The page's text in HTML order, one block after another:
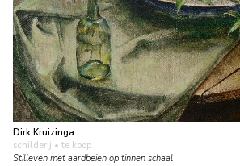
Dirk Kruizinga
schilderij • te koop
Stilleven met aardbeien op tinnen schaal